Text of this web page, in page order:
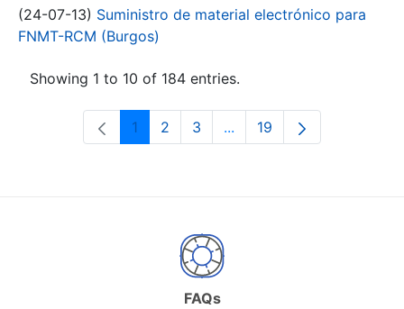
(24-07-13) Suministro de material electrónico para
FNMT-RCM (Burgos)
Showing 1 to 10 of 184 entries.
Page
1 Page
2 Page
3 ...Intermediate Pages Use
Page
19
FAQs